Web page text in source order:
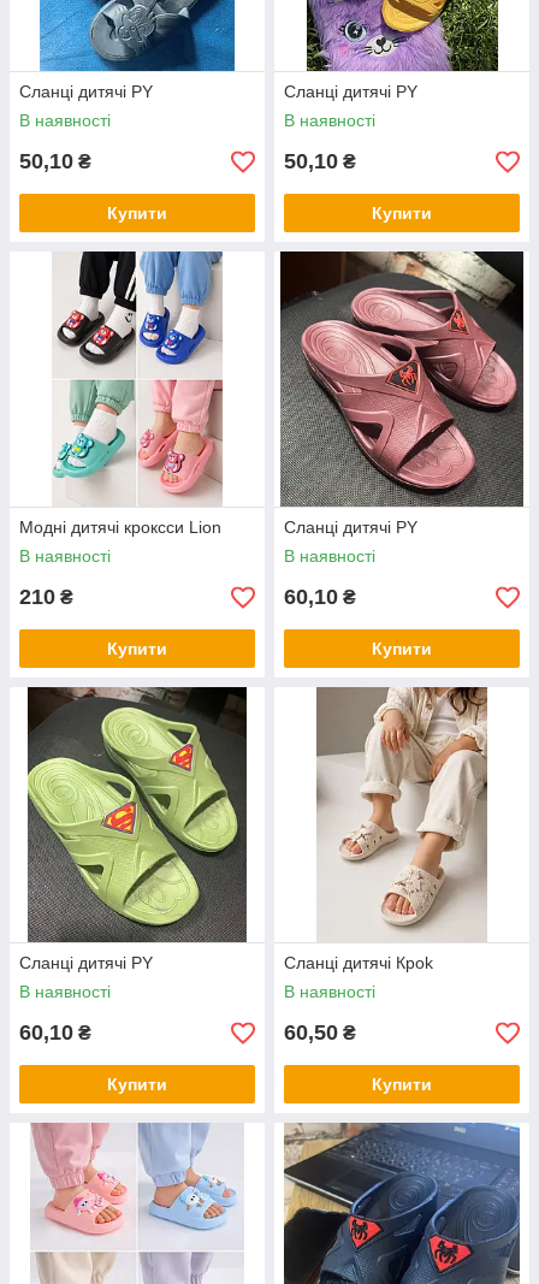
Cланці дитячі PY
В наявності
50,10 ₴
Купити
Cланці дитячі PY
В наявності
50,10 ₴
Купити
Модні дитячі кроксси Lion
В наявності
210 ₴
Купити
Cланці дитячі PY
В наявності
60,10 ₴
Купити
Cланці дитячі PY
В наявності
60,10 ₴
Купити
Cланці дитячі Кроk
В наявності
60,50 ₴
Купити